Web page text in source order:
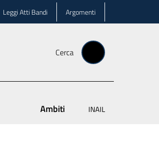
Leggi Atti Bandi Argomenti
Cerca
Ambiti INAIL